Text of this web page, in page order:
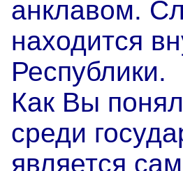
анклавом.
находится
Республики.
Как Вы
среди
является